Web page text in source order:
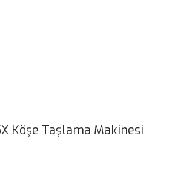
Köşe Taşlama Makinesi